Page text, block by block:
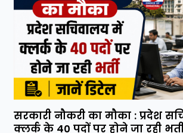
सरकारी नौकरी का मौका : प्रदेश
क्लर्क के 40 पदों पर होने जा रही